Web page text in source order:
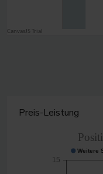
Preis-Leistung